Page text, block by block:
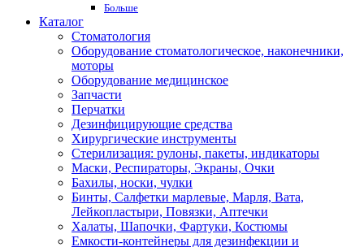
Больше
Каталог
Стоматология
Оборудование стоматологическое, наконечники,
моторы
Оборудование медицинское
Запчасти
Перчатки
Дезинфицирующие средства
Хирургические инструменты
Стерилизация: рулоны, пакеты, индикаторы
Маски, Респираторы, Экраны, Очки
Бахилы, носки, чулки
Бинты, Салфетки марлевые, Марля, Вата,
Лейкопластыри, Повязки, Аптечки
Халаты, Шапочки, Фартуки, Костюмы
Емкости-контейнеры для дезинфекции и